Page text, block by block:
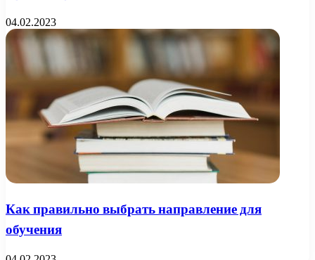
04.02.2023
Как правильно выбрать направление для
обучения